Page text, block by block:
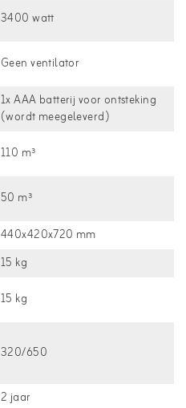
3400 watt
Geen ventilator
1x AAA batterij voor ontsteking
(wordt meegeleverd)
110 m³
50 m³
440x420x720 mm
15 kg
15 kg
320/650
2 jaar